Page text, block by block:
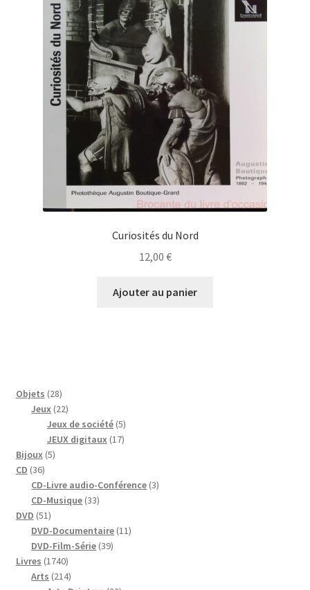
Curiosités du Nord
12,00 €
Ajouter au panier
Objets 2828
produits
Jeux 2222
produits
Jeux de société 55
produits
JEUX digitaux 1717
Bijoux 55
CD 3636
produits
CD-Livre audio-Conférence 33
CD-Musique 3333
DVD 5151
produits
DVD-Documentaire 1111
DVD-Film-Série 3939
Livres 17401740
produits
Arts 214214